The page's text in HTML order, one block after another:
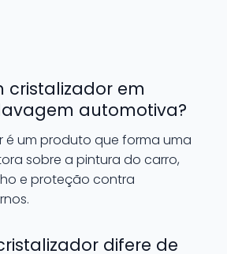
cristalizador em
automotiva?
é um produto que forma uma
sobre a pintura do carro,
e proteção contra
difere de